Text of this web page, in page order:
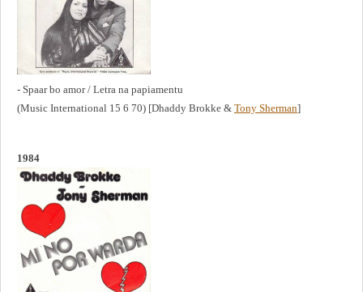
- Spaar bo amor / Letra na papiamentu
(Music International 15 6 70) [Dhaddy Brokke & Tony Sherman]
1984